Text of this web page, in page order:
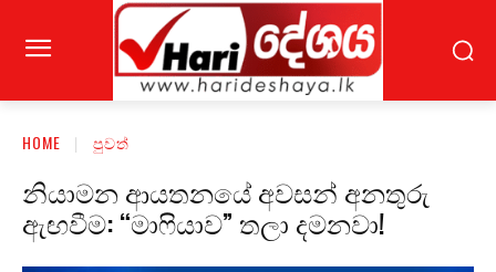
HOME පුවත්
නියාමන ආයතනයේ අවසන් අනතුරු
ඇඟවීම: “මාෆියාව” තලා දමනවා!